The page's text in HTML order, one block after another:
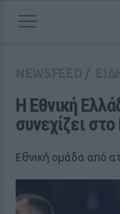
Η Εθνική
συνεχίζει
Εθνική ομάδα από